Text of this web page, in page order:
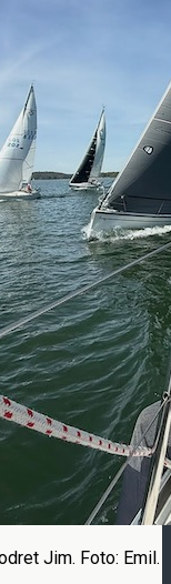
Jim. Foto: Emil.